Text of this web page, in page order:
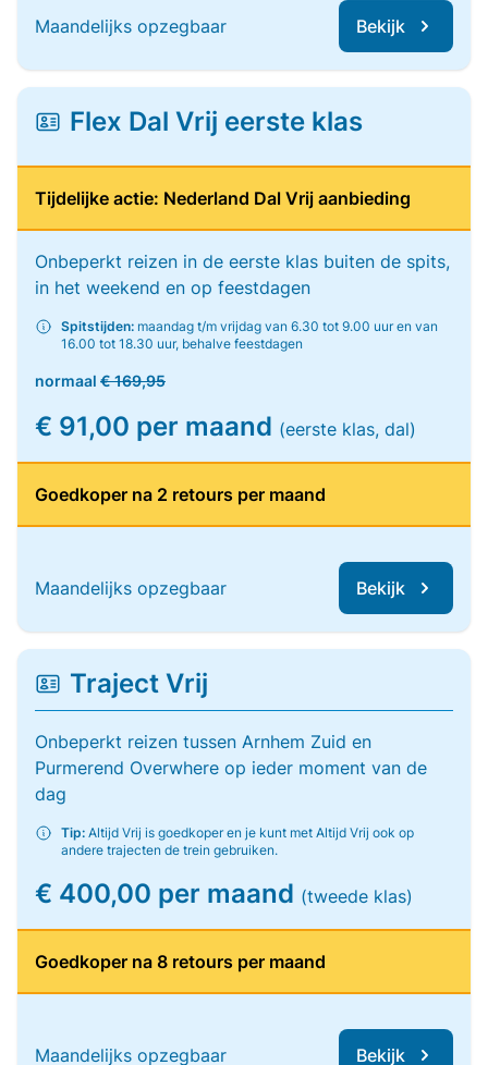
Maandelijks opzegbaar Bekijk
Flex Dal Vrij eerste klas
Tijdelijke actie: Nederland Dal Vrij aanbieding
Onbeperkt reizen in de eerste klas buiten de spits,
in het weekend en op feestdagen
Spitstijden: maandag t/m vrijdag van 6.30 tot 9.00 uur en van
16.00 tot 18.30 uur, behalve feestdagen
normaal € 169,95
€ 91,00 per maand (eerste klas, dal)
Goedkoper na 2 retours per maand
Maandelijks opzegbaar Bekijk
Traject Vrij
Onbeperkt reizen tussen Arnhem Zuid en
Purmerend Overwhere op ieder moment van de
dag
Tip: Altijd Vrij is goedkoper en je kunt met Altijd Vrij ook op
andere trajecten de trein gebruiken.
€ 400,00 per maand (tweede klas)
Goedkoper na 8 retours per maand
Maandelijks opzegbaar Bekijk